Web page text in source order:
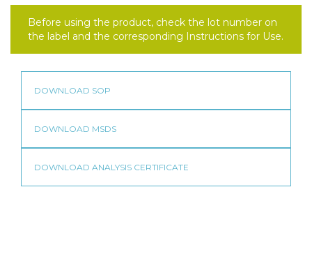
Before using the product, check the lot number on
the label and the corresponding Instructions for Use.